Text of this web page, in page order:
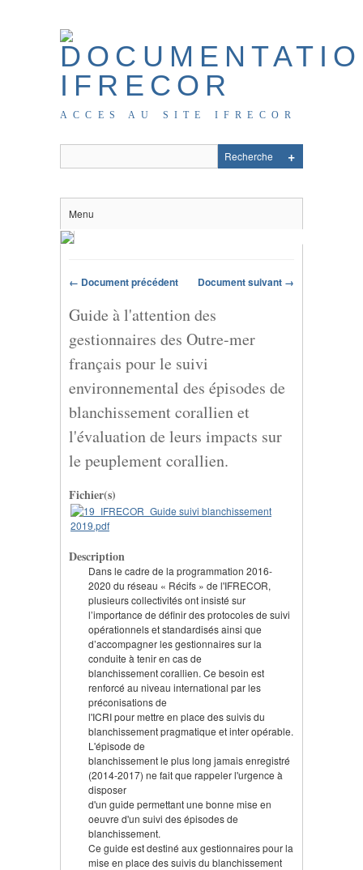
ACCES AU SITE IFRECOR
Menu
← Document précédent Document suivant →
Guide à l'attention des
gestionnaires des Outre-mer
français pour le suivi
environnemental des épisodes de
blanchissement corallien et
l'évaluation de leurs impacts sur
le peuplement corallien.
Fichier(s)
Description
Dans le cadre de la programmation 2016-
2020 du réseau « Récifs » de l'IFRECOR,
plusieurs collectivités ont insisté sur
l’importance de définir des protocoles de suivi
opérationnels et standardisés ainsi que
d’accompagner les gestionnaires sur la
conduite à tenir en cas de
blanchissement corallien. Ce besoin est
renforcé au niveau international par les
préconisations de
l'ICRI pour mettre en place des suivis du
blanchissement pragmatique et inter opérable.
L'épisode de
blanchissement le plus long jamais enregistré
(2014-2017) ne fait que rappeler l'urgence à
disposer
d'un guide permettant une bonne mise en
oeuvre d'un suivi des épisodes de
blanchissement.
Ce guide est destiné aux gestionnaires pour la
mise en place des suivis du blanchissement